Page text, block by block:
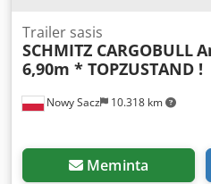
Nowy Sacz 10.318 km
Trailer sasis
SCHMITZ CARGOBULL
6,90m * TOPZUSTAND !
Meminta